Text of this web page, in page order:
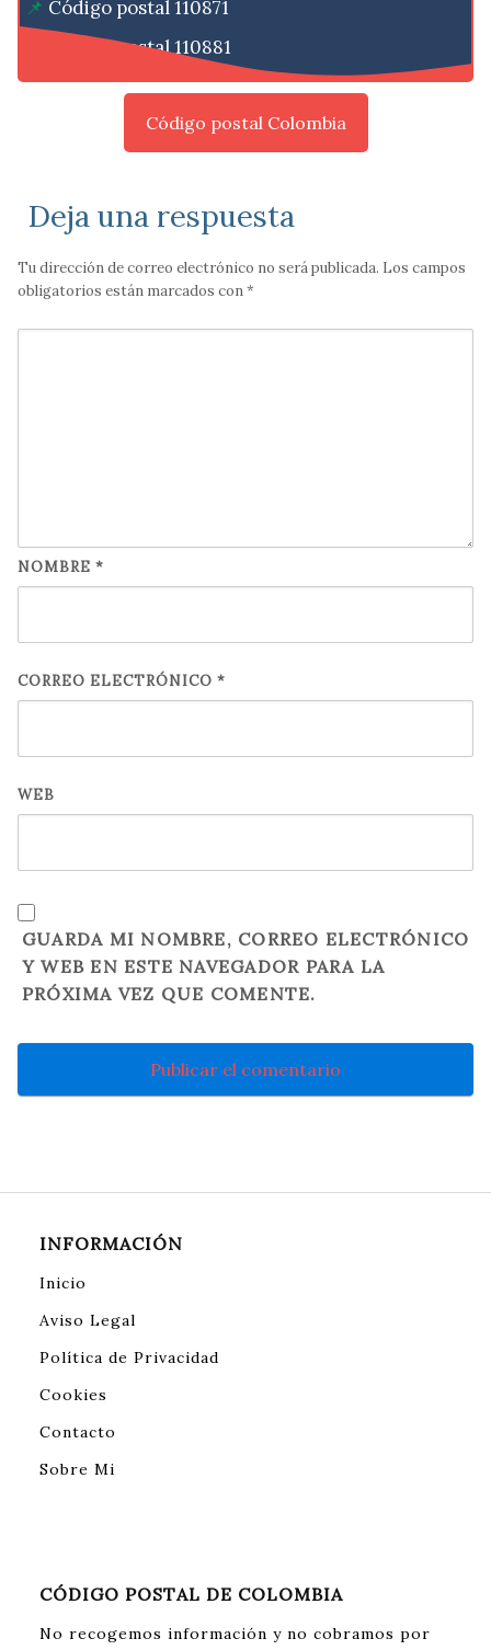
Código postal 110871
Código postal 110881
Código postal Colombia
Deja una respuesta
Tu dirección de correo electrónico no será publicada. Los campos
obligatorios están marcados con*
NOMBRE *
CORREO ELECTRÓNICO *
WEB
GUARDA MI NOMBRE, CORREO ELECTRÓNICO
Y WEB EN ESTE NAVEGADOR PARA LA
PRÓXIMA VEZ QUE COMENTE.
INFORMACIÓN
Inicio
Aviso Legal
Política de Privacidad
Cookies
Contacto
Sobre Mi
CÓDIGO POSTAL DE COLOMBIA
No recogemos información y no cobramos por